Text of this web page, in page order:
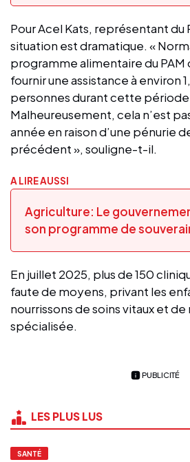
Pour Acel Kats, représentant du
situation est dramatique. «
programme alimentaire du
fournir une assistance à environ
personnes durant cette
Malheureusement, cela n’est
année en raison d’une pénurie
précédent », souligne-t-il.
A LIRE AUSSI
Agriculture: Le
son programme de
En juillet 2025, plus de 150
faute de moyens, privant les
nourrissons de soins vitaux et
spécialisée.
PUBLICITÉ
LES PLUS LUS
SANTÉ